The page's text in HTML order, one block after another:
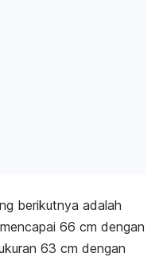
berikutnya adalah
66 cm dengan
63 cm dengan